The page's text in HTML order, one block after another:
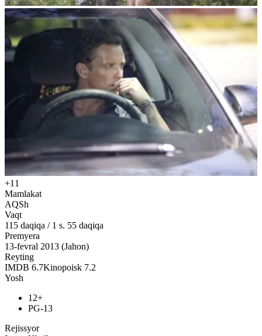
+11
Mamlakat
AQSh
Vaqt
115 daqiqa / 1 s. 55 daqiqa
Premyera
13-fevral 2013 (Jahon)
Reyting
IMDB 6.7Kinopoisk 7.2
Yosh
12+
PG-13
Rejissyor